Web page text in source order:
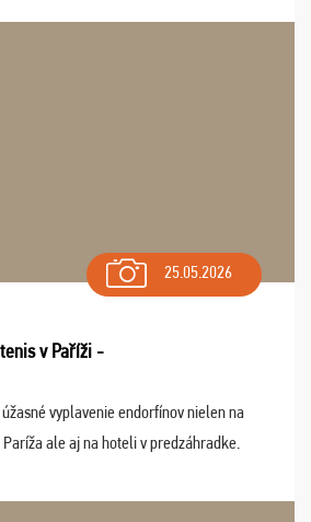
Prajem vam este veľa ta ...
25.05.2026
v Paříži -
vyplavenie endorfínov nielen na
ale aj na hoteli v predzáhradke.
repete budúci rok : ...